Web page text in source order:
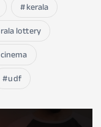
kerala
lottery
udf